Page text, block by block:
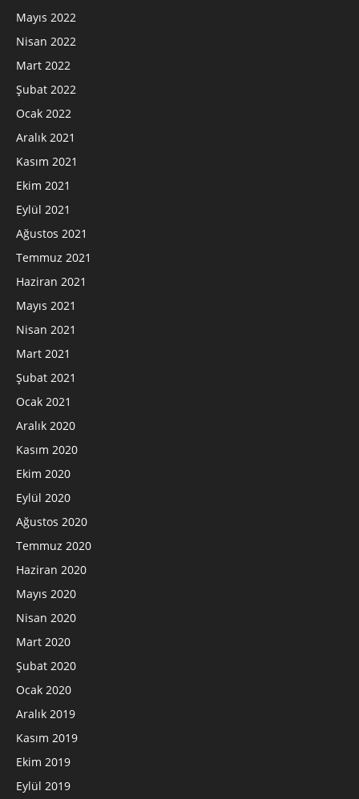
Mayıs 2022
Nisan 2022
Mart 2022
Şubat 2022
Ocak 2022
Aralık 2021
Kasım 2021
Ekim 2021
Eylül 2021
Ağustos 2021
Temmuz 2021
Haziran 2021
Mayıs 2021
Nisan 2021
Mart 2021
Şubat 2021
Ocak 2021
Aralık 2020
Kasım 2020
Ekim 2020
Eylül 2020
Ağustos 2020
Temmuz 2020
Haziran 2020
Mayıs 2020
Nisan 2020
Mart 2020
Şubat 2020
Ocak 2020
Aralık 2019
Kasım 2019
Ekim 2019
Eylül 2019